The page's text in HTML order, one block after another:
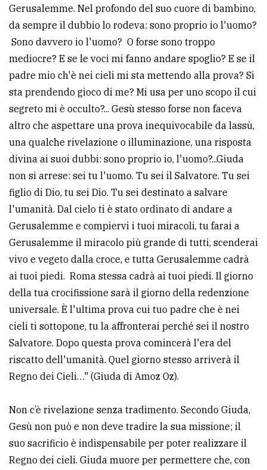
Gerusalemme. Nel profondo del suo cuore di bambino,
da sempre il dubbio lo rodeva: sono proprio io l'uomo?
Sono davvero io l'uomo? O forse sono troppo
mediocre? E se le voci mi fanno andare spoglio? E se il
padre mio ch'è nei cieli mi sta mettendo alla prova? Si
sta prendendo gioco di me? Mi usa per uno scopo il cui
segreto mi è occulto?... Gesù stesso forse non faceva
altro che aspettare una prova inequivocabile da lassù,
una qualche rivelazione o illuminazione, una risposta
divina ai suoi dubbi: sono proprio io, l'uomo?...Giuda
non si arrese: sei tu l'uomo. Tu sei il Salvatore. Tu sei
figlio di Dio, tu sei Dio. Tu sei destinato a salvare
l'umanità. Dal cielo ti è stato ordinato di andare a
Gerusalemme e compiervi i tuoi miracoli, tu farai a
Gerusalemme il miracolo più grande di tutti, scenderai
vivo e vegeto dalla croce, e tutta Gerusalemme cadrà
ai tuoi piedi. Roma stessa cadrà ai tuoi piedi. Il giorno
della tua crocifissione sarà il giorno della redenzione
universale. È l'ultima prova cui tuo padre che è nei
cieli ti sottopone, tu la affronterai perché sei il nostro
Salvatore. Dopo questa prova comincerà l'era del
riscatto dell'umanità. Quel giorno stesso arriverà il
Regno dei Cieli…" (Giuda di Amoz Oz).
Non c’è rivelazione senza tradimento. Secondo Giuda,
Gesù non può e non deve tradire la sua missione; il
suo sacrificio è indispensabile per poter realizzare il
Regno dei cieli. Giuda muore per permettere che, con